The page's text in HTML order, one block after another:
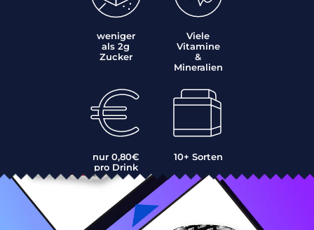
weniger
als 2g
Zucker
Viele
Vitamine
&
Mineralien
nur 0,80€
pro Drink
10+ Sorten